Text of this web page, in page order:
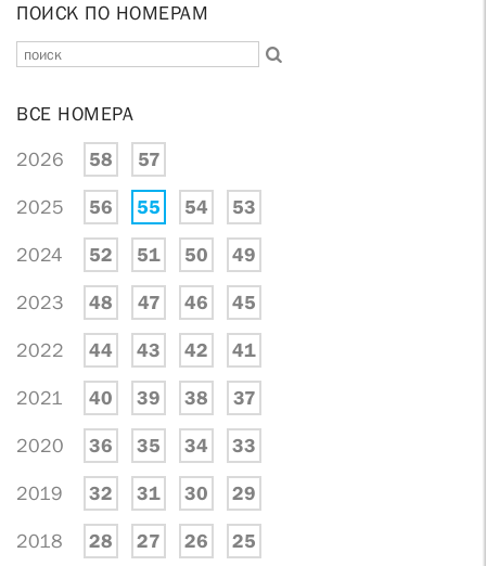
ПОИСК ПО НОМЕРАМ
ВСЕ НОМЕРА
2026 58 57
2025 56 55 54 53
2024 52 51 50 49
2023 48 47 46 45
2022 44 43 42 41
2021 40 39 38 37
2020 36 35 34 33
2019 32 31 30 29
2018 28 27 26 25